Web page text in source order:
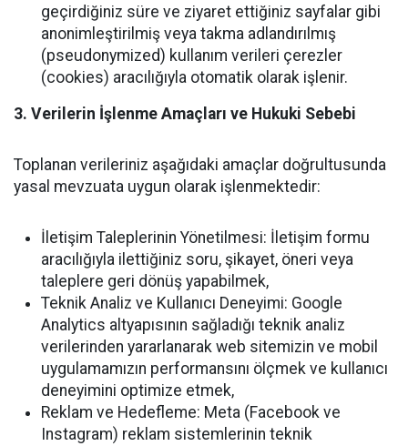
geçirdiğiniz süre ve ziyaret ettiğiniz sayfalar gibi
anonimleştirilmiş veya takma adlandırılmış
(pseudonymized) kullanım verileri çerezler
(cookies) aracılığıyla otomatik olarak işlenir.
3. Verilerin İşlenme Amaçları ve Hukuki Sebebi
Toplanan verileriniz aşağıdaki amaçlar doğrultusunda
yasal mevzuata uygun olarak işlenmektedir:
İletişim Taleplerinin Yönetilmesi: İletişim formu
aracılığıyla ilettiğiniz soru, şikayet, öneri veya
taleplere geri dönüş yapabilmek,
Teknik Analiz ve Kullanıcı Deneyimi: Google
Analytics altyapısının sağladığı teknik analiz
verilerinden yararlanarak web sitemizin ve mobil
uygulamamızın performansını ölçmek ve kullanıcı
deneyimini optimize etmek,
Reklam ve Hedefleme: Meta (Facebook ve
Instagram) reklam sistemlerinin teknik